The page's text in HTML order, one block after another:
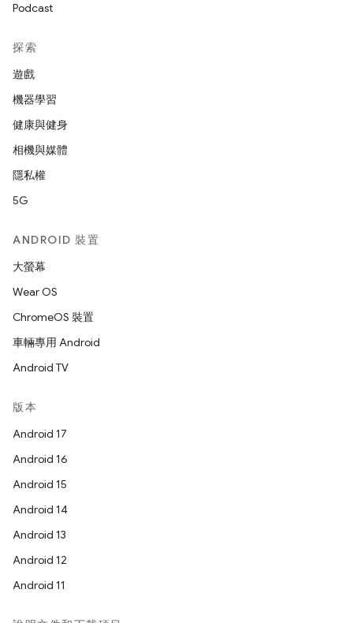
Podcast
探索
遊戲
機器學習
健康與健身
相機與媒體
隱私權
5G
ANDROID 裝置
大螢幕
Wear OS
ChromeOS 裝置
車輛專用 Android
Android TV
版本
Android 17
Android 16
Android 15
Android 14
Android 13
Android 12
Android 11